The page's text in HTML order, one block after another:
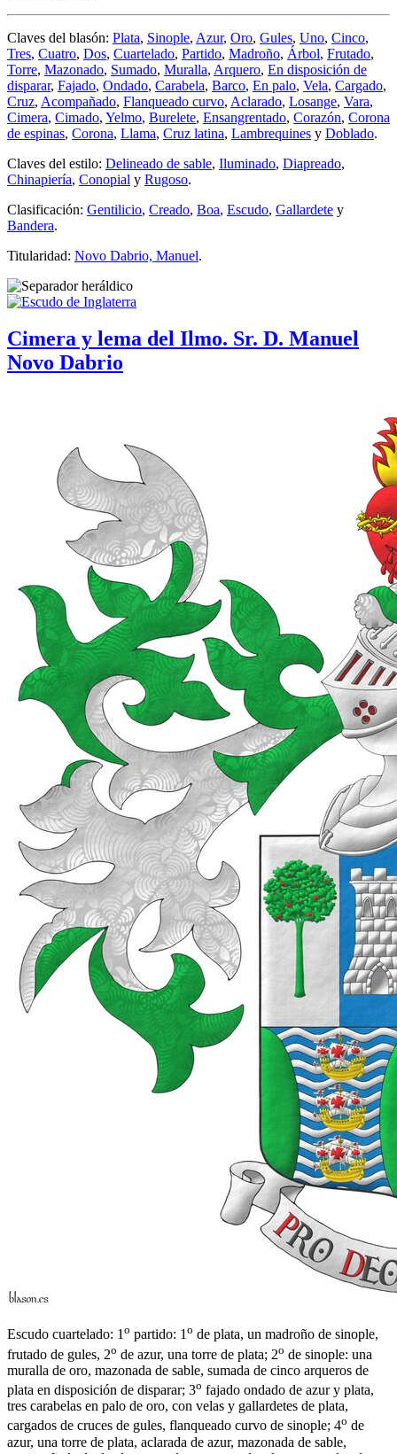
Claves del blasón: Plata, Sinople, Azur, Oro, Gules, Uno, Cinco,
Tres, Cuatro, Dos, Cuartelado, Partido, Madroño, Árbol, Frutado,
Torre, Mazonado, Sumado, Muralla, Arquero, En disposición de
disparar, Fajado, Ondado, Carabela, Barco, En palo, Vela, Cargado,
Cruz, Acompañado, Flanqueado curvo, Aclarado, Losange, Vara,
Cimera, Cimado, Yelmo, Burelete, Ensangrentado, Corazón, Corona
de espinas, Corona, Llama, Cruz latina, Lambrequines y Doblado.
Claves del estilo: Delineado de sable, Iluminado, Diapreado,
Chinapiería, Conopial y Rugoso.
Clasificación: Gentilicio, Creado, Boa, Escudo, Gallardete y
Bandera.
Titularidad: Novo Dabrio, Manuel.
Cimera y lema del Ilmo. Sr. D. Manuel
Novo Dabrio
Escudo cuartelado: 1o partido: 1o de plata, un madroño de sinople,
frutado de gules, 2o de azur, una torre de plata; 2o de sinople: una
muralla de oro, mazonada de sable, sumada de cinco arqueros de
plata en disposición de disparar; 3o fajado ondado de azur y plata,
tres carabelas en palo de oro, con velas y gallardetes de plata,
cargados de cruces de gules, flanqueado curvo de sinople; 4o de
azur, una torre de plata, aclarada de azur, mazonada de sable,